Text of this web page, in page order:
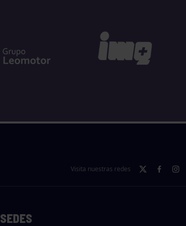
Visita nuestras redes
SEDES